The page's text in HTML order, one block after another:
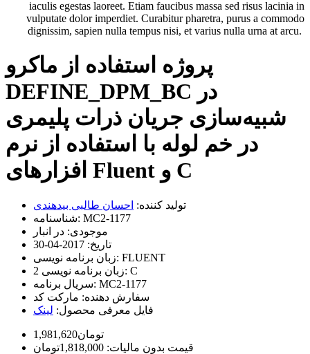
iaculis egestas laoreet. Etiam faucibus massa sed risus lacinia in
vulputate dolor imperdiet. Curabitur pharetra, purus a commodo
dignissim, sapien nulla tempus nisi, et varius nulla urna at arcu.
پروژه استفاده از ماکرو
DEFINE_DPM_BC در
شبیه‌سازی جریان ذرات پلیمری
در خم لوله با استفاده از نرم
افزارهای Fluent و C‌
تولید کننده: احسان طالبی بیدهندی
شناسنامه: MC2-1177
موجودی: در انبار
تاریخ: 2017-04-30
زبان برنامه نویسی: FLUENT
زبان برنامه نویسی 2: C
سریال برنامه: MC2-1177
سفارش دهنده: مارکت کد
فایل معرفی محصول: لینک
1,981,620تومان
قیمت بدون مالیات: 1,818,000تومان